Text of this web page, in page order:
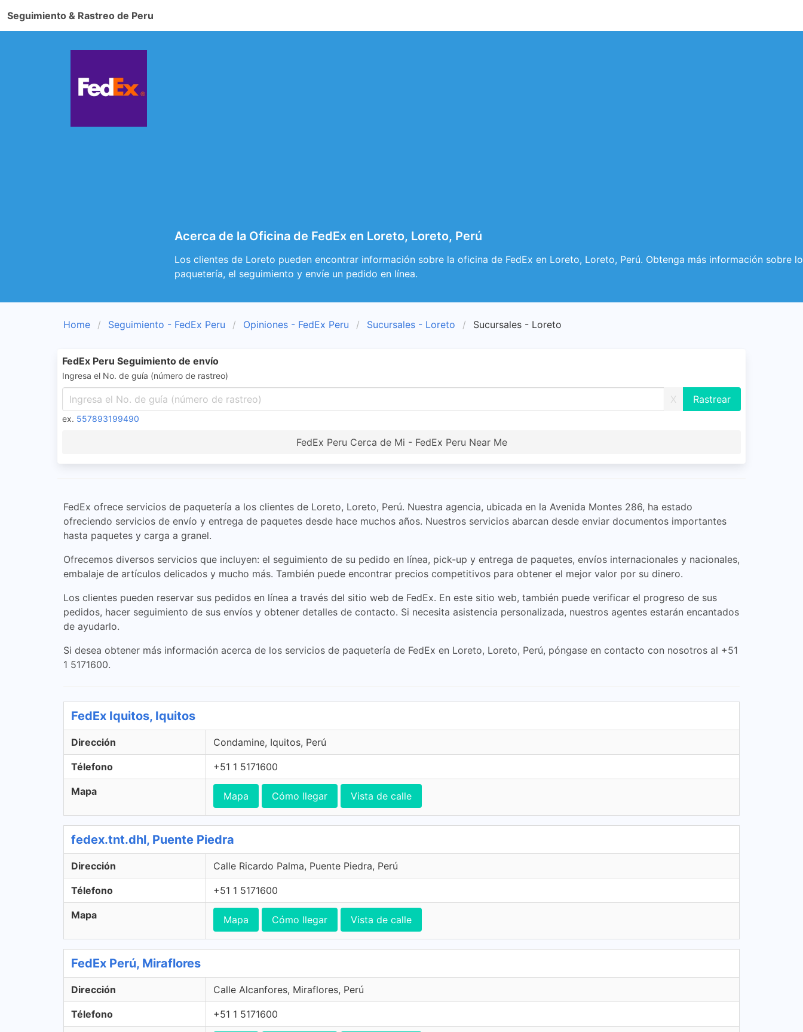
Seguimiento & Rastreo de Peru
Acerca de la Oficina de FedEx en Loreto, Loreto, Perú
Los clientes de Loreto pueden encontrar información sobre la oficina de FedEx en Loreto, Loreto, Perú. Obtenga más información sobre
paquetería, el seguimiento y envíe un pedido en línea.
Home Seguimiento - FedEx Peru Opiniones - FedEx Peru Sucursales - Loreto Sucursales - Loreto
FedEx Peru Seguimiento de envío
Ingresa el No. de guía (número de rastreo)
X
ex. 557893199490
FedEx Peru Cerca de Mi - FedEx Peru Near Me
FedEx ofrece servicios de paquetería a los clientes de Loreto, Loreto, Perú. Nuestra agencia, ubicada en la Avenida Montes 286, ha estado
ofreciendo servicios de envío y entrega de paquetes desde hace muchos años. Nuestros servicios abarcan desde enviar documentos importantes
hasta paquetes y carga a granel.
Ofrecemos diversos servicios que incluyen: el seguimiento de su pedido en línea, pick-up y entrega de paquetes, envíos internacionales y nacionales,
embalaje de artículos delicados y mucho más. También puede encontrar precios competitivos para obtener el mejor valor por su dinero.
Los clientes pueden reservar sus pedidos en línea a través del sitio web de FedEx. En este sitio web, también puede verificar el progreso de sus
pedidos, hacer seguimiento de sus envíos y obtener detalles de contacto. Si necesita asistencia personalizada, nuestros agentes estarán encantados
de ayudarlo.
Si desea obtener más información acerca de los servicios de paquetería de FedEx en Loreto, Loreto, Perú, póngase en contacto con nosotros al +51
1 5171600.
FedEx Iquitos, Iquitos
Dirección Condamine, Iquitos, Perú
Télefono +51 1 5171600
Mapa Mapa Cómo llegar Vista de calle
fedex.tnt.dhl, Puente Piedra
Dirección Calle Ricardo Palma, Puente Piedra, Perú
Télefono +51 1 5171600
Mapa Mapa Cómo llegar Vista de calle
FedEx Perú, Miraflores
Dirección Calle Alcanfores, Miraflores, Perú
Télefono +51 1 5171600